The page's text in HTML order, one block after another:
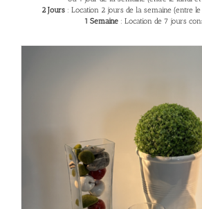
Rechercher:
2 Jours : Location 2 jours de la semaine (entre
1 Semaine: Location de 7 jours